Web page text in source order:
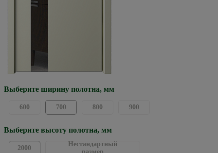
Выберите ширину полотна, мм
600 700 800 900
Выберите высоту полотна, мм
2000
Нестандартный